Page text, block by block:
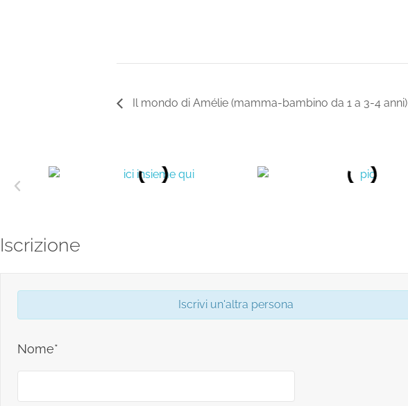
Il mondo di Amélie (mamma-bambino da 1 a 3-4 anni)
Iscrizione
Iscrivi un'altra persona
Nome*